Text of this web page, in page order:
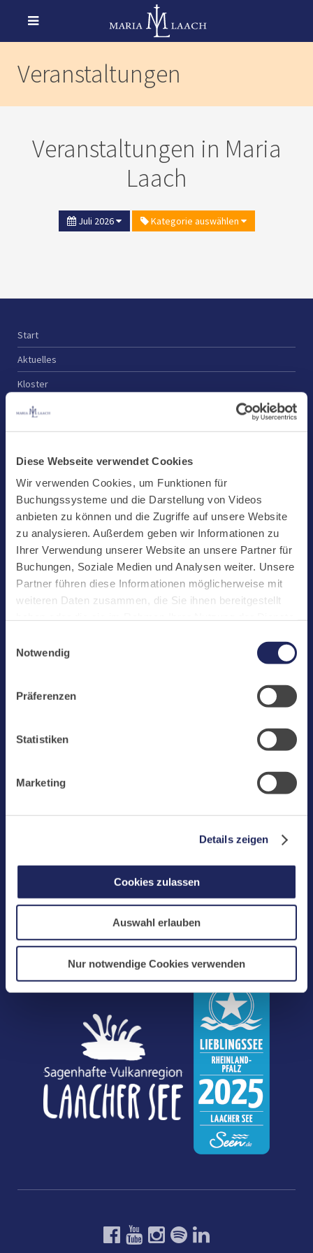
Diese Webseite verwendet Cookies
Wir verwenden Cookies, um Funktionen für
Buchungssysteme und die Darstellung von Videos
anbieten zu können und die Zugriffe auf unsere Website
zu analysieren. Außerdem geben wir Informationen zu
Ihrer Verwendung unserer Website an unsere Partner für
Buchungen, Soziale Medien und Analysen weiter. Unsere
Partner führen diese Informationen möglicherweise mit
weiteren Daten zusammen, die Sie ihnen bereitgestellt
challenges.cloudflare.com: Wir verwenden das online
Buchungssystem MEWS in unserem Hotel und unserem
übermittelt. Cookies von eu5.bookingkit.de: Wir
Buchungen von Bibliotheks- und Klosterführungen. Um
Buchungen durchführen zu können akzeptieren Sie bitte
Notwendig
Präferenzen
Statistiken
Marketing
Details zeigen
Cookies zulassen
Auswahl erlauben
Nur notwendige Cookies verwenden
Veranstaltungen
Veranstaltungen in Maria
Laach
Juli 2026 Kategorie auswählen
Start
Aktuelles
Kloster
Klosterbetriebe
Spenden
Te Deum
Bestattungen
Laacher See
Shops
Infos
Jobs
Newsletter
Benediktinerabtei Maria Laach
Tel.: +49 (0) 2652 59-0
www.maria-laach.de
Gastflügel St. Gilbert
DE FR EN NL CN/中文